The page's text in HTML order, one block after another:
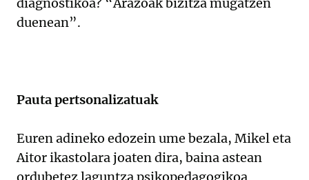
diagnostikoa? “Arazoak bizitza mugatzen
duenean”.
Pauta pertsonalizatuak
Euren adineko edozein ume bezala, Mikel eta
Aitor ikastolara joaten dira, baina astean